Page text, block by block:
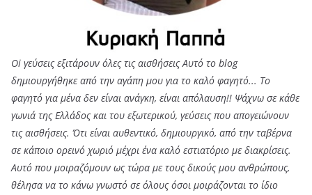
Oi γεύσεις εξιτάρουν όλες τις αισθήσεις Αυτό το blog
δημιουργήθηκε από την αγάπη μου για το καλό φαγητό... Tο
φαγητό για μένα δεν είναι ανάγκη, είναι απόλαυση!! Ψάχνω σε κάθε
γωνιά της Ελλάδος και του εξωτερικού, γεύσεις που απογειώνουν
τις αισθήσεις. Ότι είναι αυθεντικό, δημιουργικό, από την ταβέρνα
σε κάποιο ορεινό χωριό μέχρι ένα καλό εστιατόριο με διακρίσεις.
Αυτό που μοιραζόμουν ως τώρα με τους δικούς μου ανθρώπους,
θέλησα να το κάνω γνωστό σε όλους όσοι μοιράζονται το ίδιο